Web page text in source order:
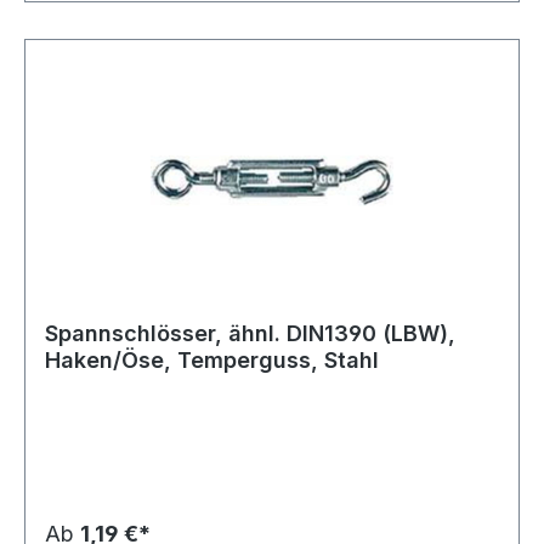
Spannschlösser, ähnl. DIN1390 (LBW),
Haken/Öse, Temperguss, Stahl
Ab 1,19 €*